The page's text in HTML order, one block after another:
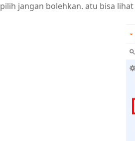
pilih jangan bolehkan. atu bisa